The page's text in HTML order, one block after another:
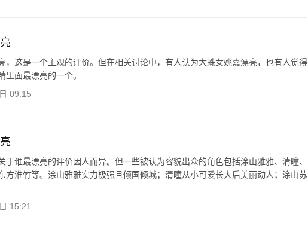
，这是一个主观的评价。但在相关讨论中，有人认为大蛛女姚嘉漂亮，也有人觉得
里面最漂亮的一个。
09:15
于谁最漂亮的评价因人而异。但一些被认为容貌出众的角色包括涂山雅雅、清瞳、
方淮竹等。涂山雅雅实力极强且倾国倾城；清瞳从小可爱长大后美丽动人；涂山苏
15:21